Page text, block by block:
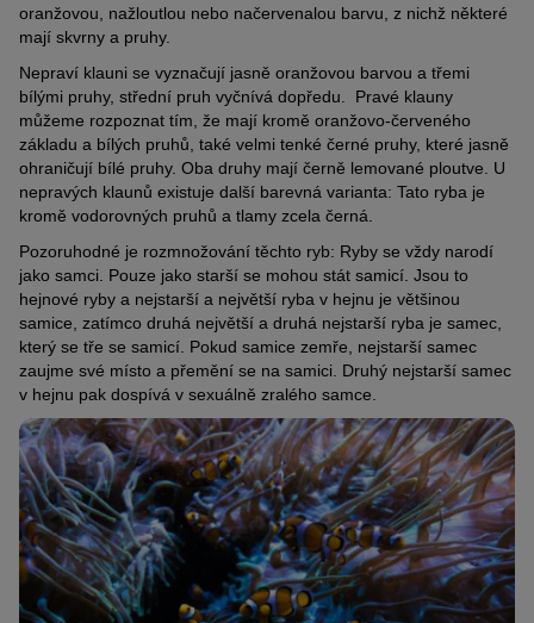
oranžovou, nažloutlou nebo načervenalou barvu, z nichž některé
mají skvrny a pruhy.
Nepraví klauni se vyznačují jasně oranžovou barvou a třemi
bílými pruhy, střední pruh vyčnívá dopředu. Pravé klauny
můžeme rozpoznat tím, že mají kromě oranžovo-červeného
základu a bílých pruhů, také velmi tenké černé pruhy, které jasně
ohraničují bílé pruhy. Oba druhy mají černě lemované ploutve. U
nepravých klaunů existuje další barevná varianta: Tato ryba je
kromě vodorovných pruhů a tlamy zcela černá.
Pozoruhodné je rozmnožování těchto ryb: Ryby se vždy narodí
jako samci. Pouze jako starší se mohou stát samicí. Jsou to
hejnové ryby a nejstarší a největší ryba v hejnu je většinou
samice, zatímco druhá největší a druhá nejstarší ryba je samec,
který se tře se samicí. Pokud samice zemře, nejstarší samec
zaujme své místo a přemění se na samici. Druhý nejstarší samec
v hejnu pak dospívá v sexuálně zralého samce.